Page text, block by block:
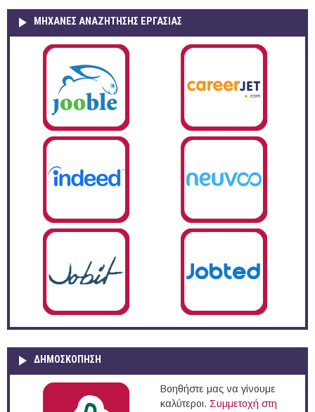
ΜΗΧΑΝΕΣ ΑΝΑΖΗΤΗΣΗΣ ΕΡΓΑΣΙΑΣ
ΔΗΜΟΣΚΌΠΗΣΗ
Βοηθήστε μας να γίνουμε
καλύτεροι. Συμμετοχή στη